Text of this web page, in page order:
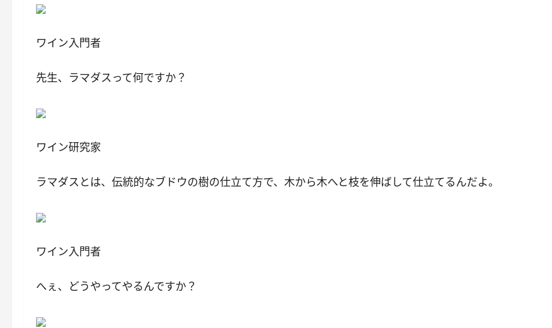
ワイン入門者
先生、ラマダスって何ですか？
ワイン研究家
ラマダスとは、伝統的なブドウの樹の仕立て方で、木から木へと枝を伸ばして仕立てるんだよ。
ワイン入門者
へぇ、どうやってやるんですか？